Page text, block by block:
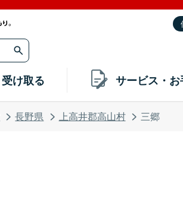
受け取る サービス・お
長野県 上高井郡高山村 三郷